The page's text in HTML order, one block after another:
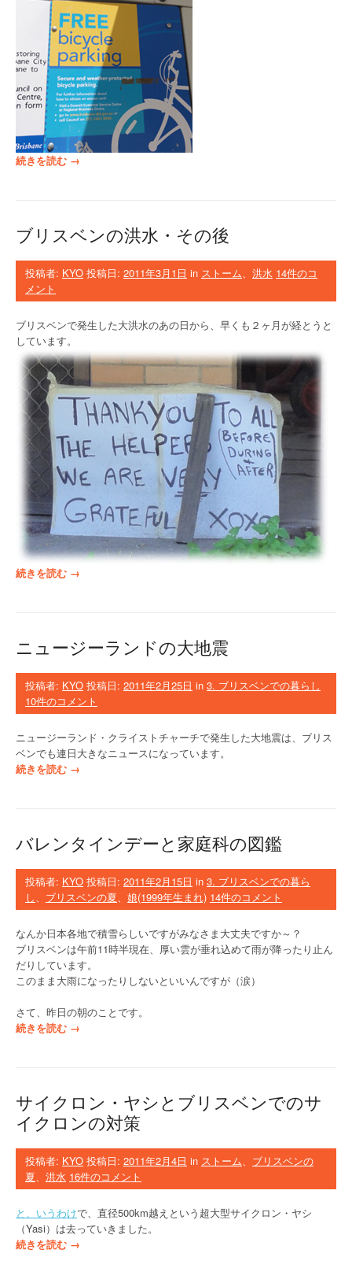
続きを読む “
ン
自
車
行
こ
う
。
”
→
ブリスベンの洪水・その後
投稿者: KYO 投稿日: 2011年3月1日 in ストーム 洪水 14件のコ
メント
ブリスベンで発生した大洪水のあの日から、早くも２ヶ月が経とうと
しています。
続きを読む “
ン
洪
水
・
の
後
”
→
ニュージーランドの大地震
投稿者: KYO 投稿日: 2011年2月25日 in 3. ブリスベンでの暮らし
10件のコメント
ニュージーランド・クライストチャーチで発生した大地震は、ブリス
ベンでも連日大きなニュースになっています。
続きを読む “
ー
ン
ド
の
地
震
”
→
バレンタインデーと家庭科の図鑑
投稿者: KYO 投稿日: 2011年2月15日 in 3. ブリスベンでの暮ら
し
ブリスベンの夏 娘(1999年生まれ) 14件のコメント
なんか日本各地で積雪らしいですがみなさま大丈夫ですか～？
ブリスベンは午前11時半現在、厚い雲が垂れ込めて雨が降ったり止ん
だりしています。
このまま大雨になったりしないといいんですが（涙）
さて、昨日の朝のことです。
続きを読む “
イ
ン
ー
と
家
科
の
図
→
サイクロン・ヤシとブリスベンでのサ
イクロンの対策
投稿者: KYO 投稿日: 2011年2月4日 in ストーム
ブリスベンの
夏
洪水 16件のコメント
と、いうわけで、直径500km越えという超大型サイクロン・ヤシ
（Yasi）は去っていきました。
続きを読む “
→